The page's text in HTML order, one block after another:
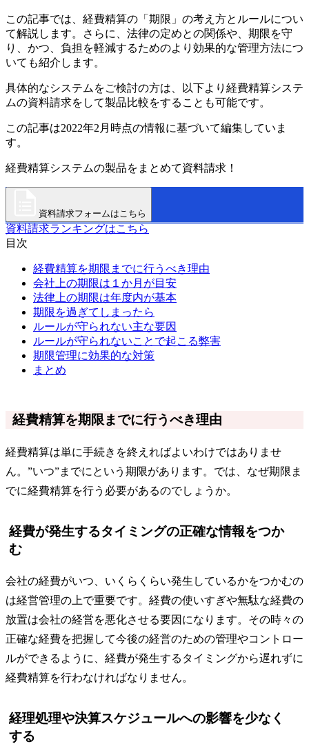
この記事では、経費精算の「期限」の考え方とルールについ
て解説します。さらに、法律の定めとの関係や、期限を守
り、かつ、負担を軽減するためのより効果的な管理方法につ
いても紹介します。
具体的なシステムをご検討の方は、以下より経費精算システ
ムの資料請求をして製品比較をすることも可能です。
この記事は2022年2月時点の情報に基づいて編集していま
す。
経費精算システムの製品をまとめて資料請求！
資料請求フォームはこちら
資料請求ランキングはこちら
目次
経費精算を期限までに行うべき理由
会社上の期限は１か月が目安
法律上の期限は年度内が基本
期限を過ぎてしまったら
ルールが守られない主な要因
ルールが守られないことで起こる弊害
期限管理に効果的な対策
まとめ
経費精算を期限までに行うべき理由
経費精算は単に手続きを終えればよいわけではありませ
ん。”いつ”までにという期限があります。では、なぜ期限ま
でに経費精算を行う必要があるのでしょうか。
経費が発生するタイミングの正確な情報をつか
む
会社の経費がいつ、いくらくらい発生しているかをつかむの
は経営管理の上で重要です。経費の使いすぎや無駄な経費の
放置は会社の経営を悪化させる要因になります。その時々の
正確な経費を把握して今後の経営のための管理やコントロー
ルができるように、経費が発生するタイミングから遅れずに
経費精算を行わなければなりません。
経理処理や決算スケジュールへの影響を少なく
する